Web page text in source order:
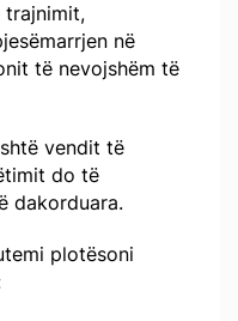
trajnimit,
në
të nevojshëm të
vendit të
do të
dakorduara.
plotësoni